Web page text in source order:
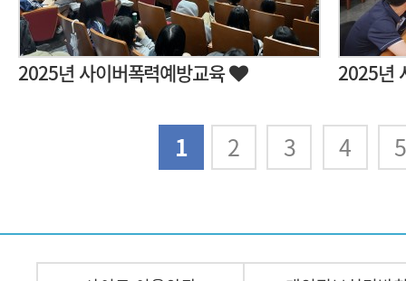
2025년 사이버폭력예방교육 2025년
1 2 3 4 5